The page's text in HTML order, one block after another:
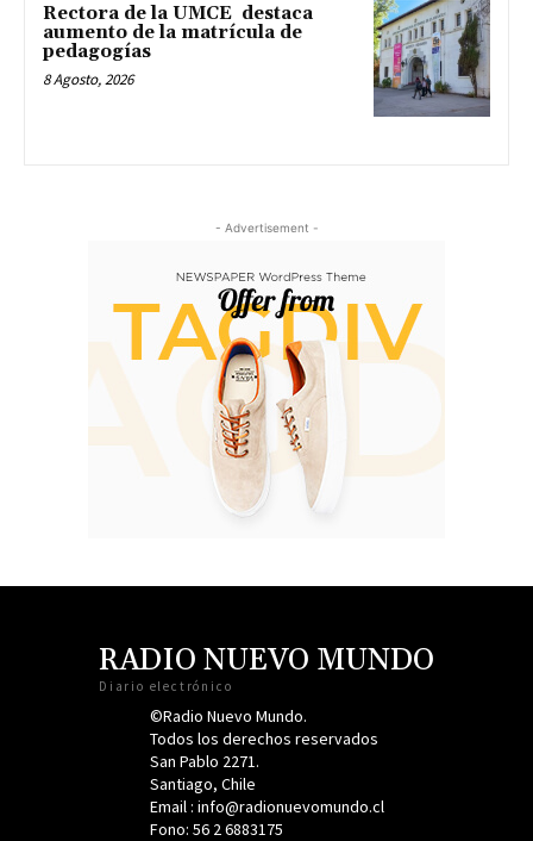
Rectora de la UMCE destaca
aumento de la matrícula de
pedagogías
8 Agosto, 2026
- Advertisement -
RADIO NUEVO MUNDO
Diario electrónico
©Radio Nuevo Mundo.
Todos los derechos reservados
San Pablo 2271.
Santiago, Chile
Email : info@radionuevomundo.cl
Fono: 56 2 6883175